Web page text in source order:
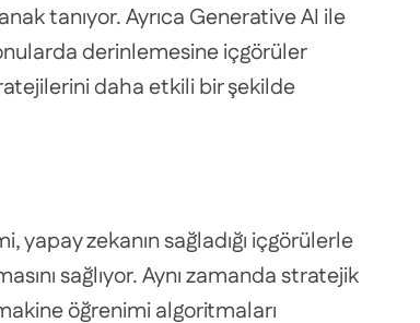
tanıyor. Ayrıca Generative AI ile
derinlemesine içgörüler
daha etkili bir şekilde
zekanın sağladığı içgörülerle
sağlıyor. Aynı zamanda stratejik
öğrenimi algoritmaları